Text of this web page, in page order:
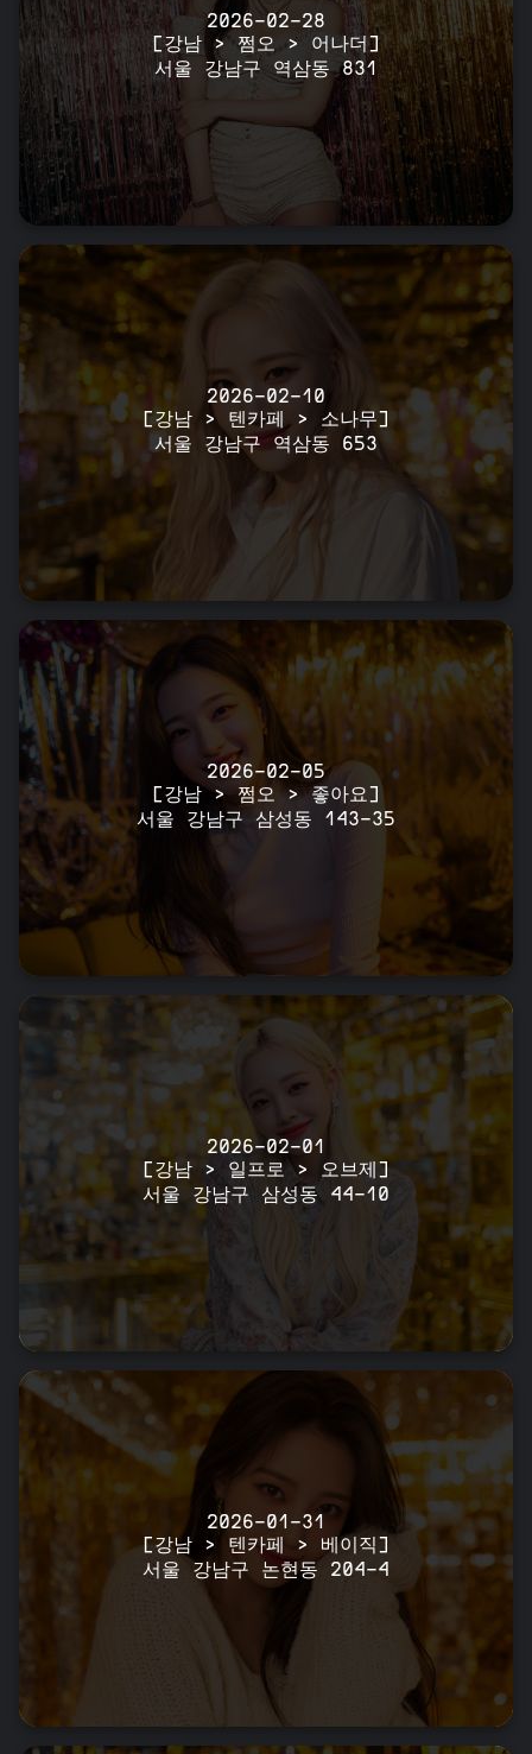
2026-02-28
[강남 > 쩜오 > 어나더]
서울 강남구 역삼동 831
2026-02-10
[강남 > 텐카페 > 소나무]
서울 강남구 역삼동 653
2026-02-05
[강남 > 쩜오 > 좋아요]
서울 강남구 삼성동 143-35
2026-02-01
[강남 > 일프로 > 오브제]
서울 강남구 삼성동 44-10
2026-01-31
[강남 > 텐카페 > 베이직]
서울 강남구 논현동 204-4